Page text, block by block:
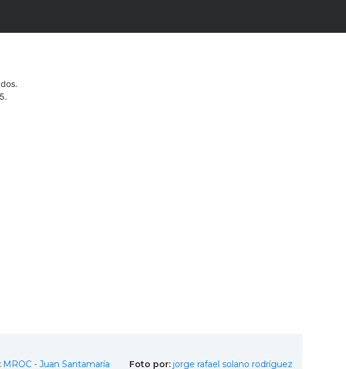
MROC - Juan Santamaría
Foto por: jorge rafael solano rodríguez